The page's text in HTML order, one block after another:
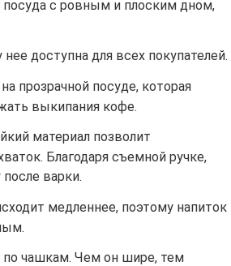
посуда с ровным и плоским дном,
доступна для всех покупателей.
прозрачной посуде, которая
выкипания кофе.
материал позволит
Благодаря съемной ручке,
варки.
медленнее, поэтому напиток
по чашкам. Чем он шире, тем